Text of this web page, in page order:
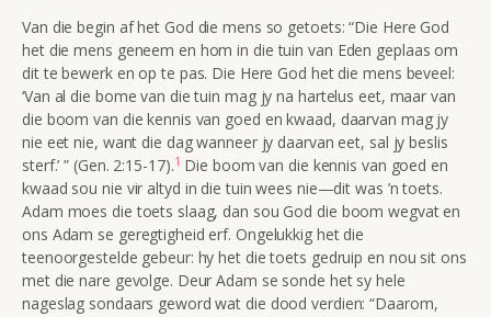
Van die begin af het God die mens so getoets: “Die Here God
het die mens geneem en hom in die tuin van Eden geplaas om
dit te bewerk en op te pas. Die Here God het die mens beveel:
‘Van al die bome van die tuin mag jy na hartelus eet, maar van
die boom van die kennis van goed en kwaad, daarvan mag jy
nie eet nie, want die dag wanneer jy daarvan eet, sal jy beslis
sterf.’ ” (Gen. 2:15-17).1 Die boom van die kennis van goed en
kwaad sou nie vir altyd in die tuin wees nie—dit was ’n toets.
Adam moes die toets slaag, dan sou God die boom wegvat en
ons Adam se geregtigheid erf. Ongelukkig het die
teenoorgestelde gebeur: hy het die toets gedruip en nou sit ons
met die nare gevolge. Deur Adam se sonde het sy hele
nageslag sondaars geword wat die dood verdien: “Daarom,